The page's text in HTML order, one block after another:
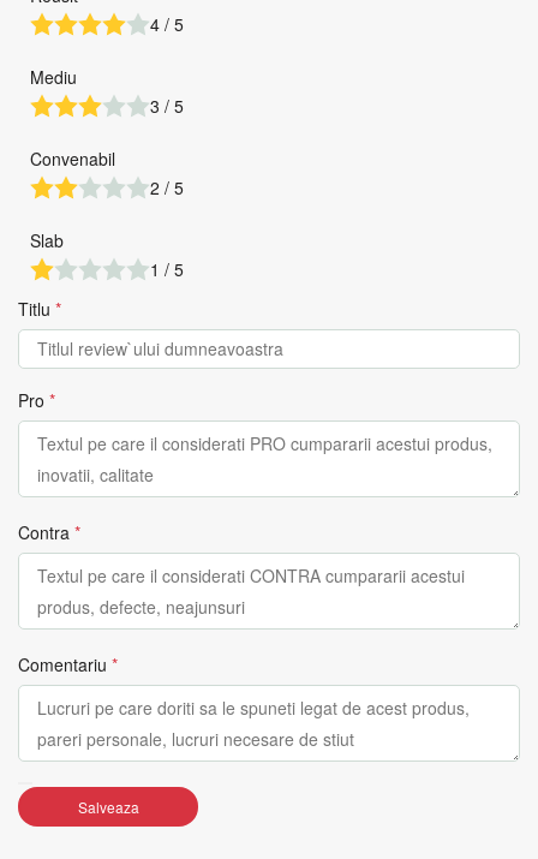
4 / 5
Mediu
3 / 5
Convenabil
2 / 5
Slab
1 / 5
Titlu *
Pro *
Contra *
Comentariu *
Salveaza